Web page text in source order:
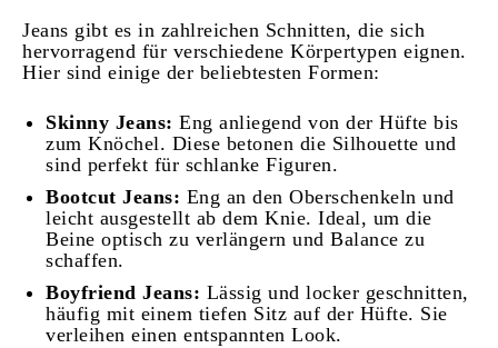
Jeans gibt es in zahlreichen Schnitten, die sich
hervorragend für verschiedene Körpertypen eignen.
Hier sind einige der beliebtesten Formen:
Skinny Jeans: Eng anliegend von der Hüfte bis
zum Knöchel. Diese betonen die Silhouette und
sind perfekt für schlanke Figuren.
Bootcut Jeans: Eng an den Oberschenkeln und
leicht ausgestellt ab dem Knie. Ideal, um die
Beine optisch zu verlängern und Balance zu
schaffen.
Boyfriend Jeans: Lässig und locker geschnitten,
häufig mit einem tiefen Sitz auf der Hüfte. Sie
verleihen einen entspannten Look.